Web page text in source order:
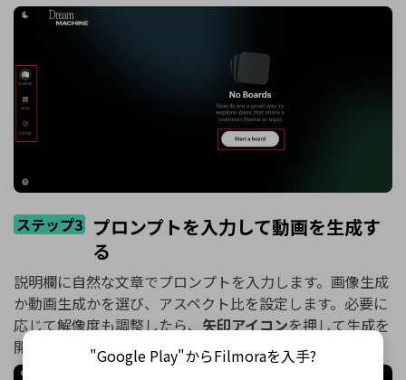
ステップ3 プロンプトを入力して動画を生成す
る
説明欄に自然な文章でプロンプトを入力します。画像生成
か動画生成かを選び、アスペクト比を設定します。必要に
応じて解像度も調整したら、矢印アイコンを押して生成を
開始します。"Google Play"からFilmoraを入手?